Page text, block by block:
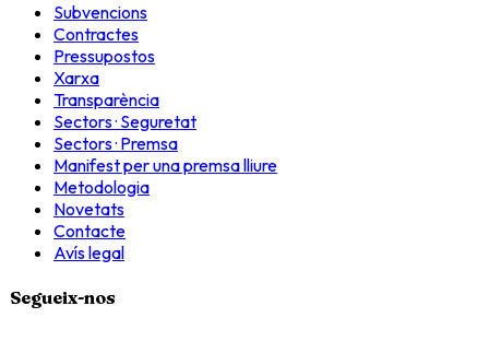
Subvencions
Contractes
Pressupostos
Xarxa
Transparència
Sectors · Seguretat
Sectors · Premsa
Manifest per una premsa lliure
Metodologia
Novetats
Contacte
Avís legal
Segueix-nos